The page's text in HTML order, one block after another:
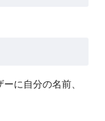
に自分の名前、